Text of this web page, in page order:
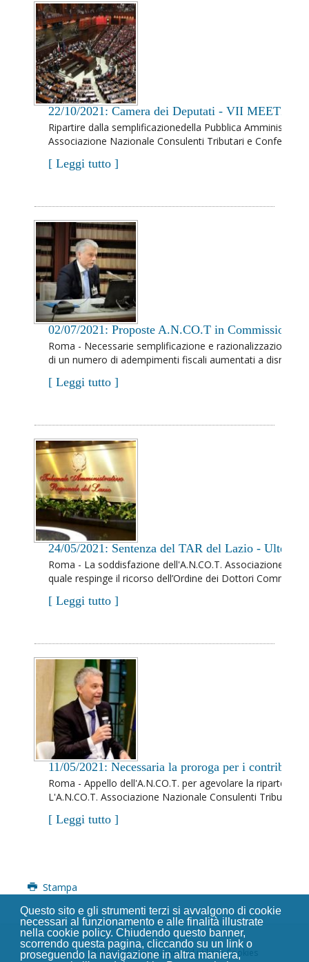
Questo sito e gli strumenti terzi si avvalgono di cookie
necessari al funzionamento e alle finalità illustrate
nella cookie policy. Chiudendo questo banner,
scorrendo questa pagina, cliccando su un link o
proseguendo la navigazione in altra maniera,
22/10/2021: Camera dei Deputati - VII MEETING
Ripartire dalla semplificazionedella Pubblica
Associazione Nazionale Consulenti Tributari e
[ Leggi tutto ]
02/07/2021: Proposte A.N.CO.T in Commissione
Roma - Necessarie semplificazione e razionalizzazione
di un numero di adempimenti fiscali aumentati a
[ Leggi tutto ]
24/05/2021: Sentenza del TAR del Lazio -
Roma - La soddisfazione dell'A.N.CO.T. Associazione
quale respinge il ricorso dell’Ordine dei Dottori
[ Leggi tutto ]
11/05/2021: Necessaria la proroga per i contributi
Roma - Appello dell'A.N.CO.T. per agevolare la
L'A.N.CO.T. Associazione Nazionale Consulenti Tributari
[ Leggi tutto ]
Stampa
Privacy Politica di generazione ed utilizzo Cookies